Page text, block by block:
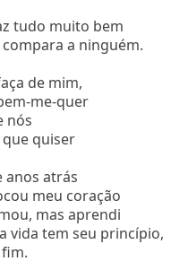
tudo muito bem
compara a ninguém.
de mim,
me-quer
nós
que quiser
anos atrás
meu coração
mas aprendi
vida tem seu princípio,